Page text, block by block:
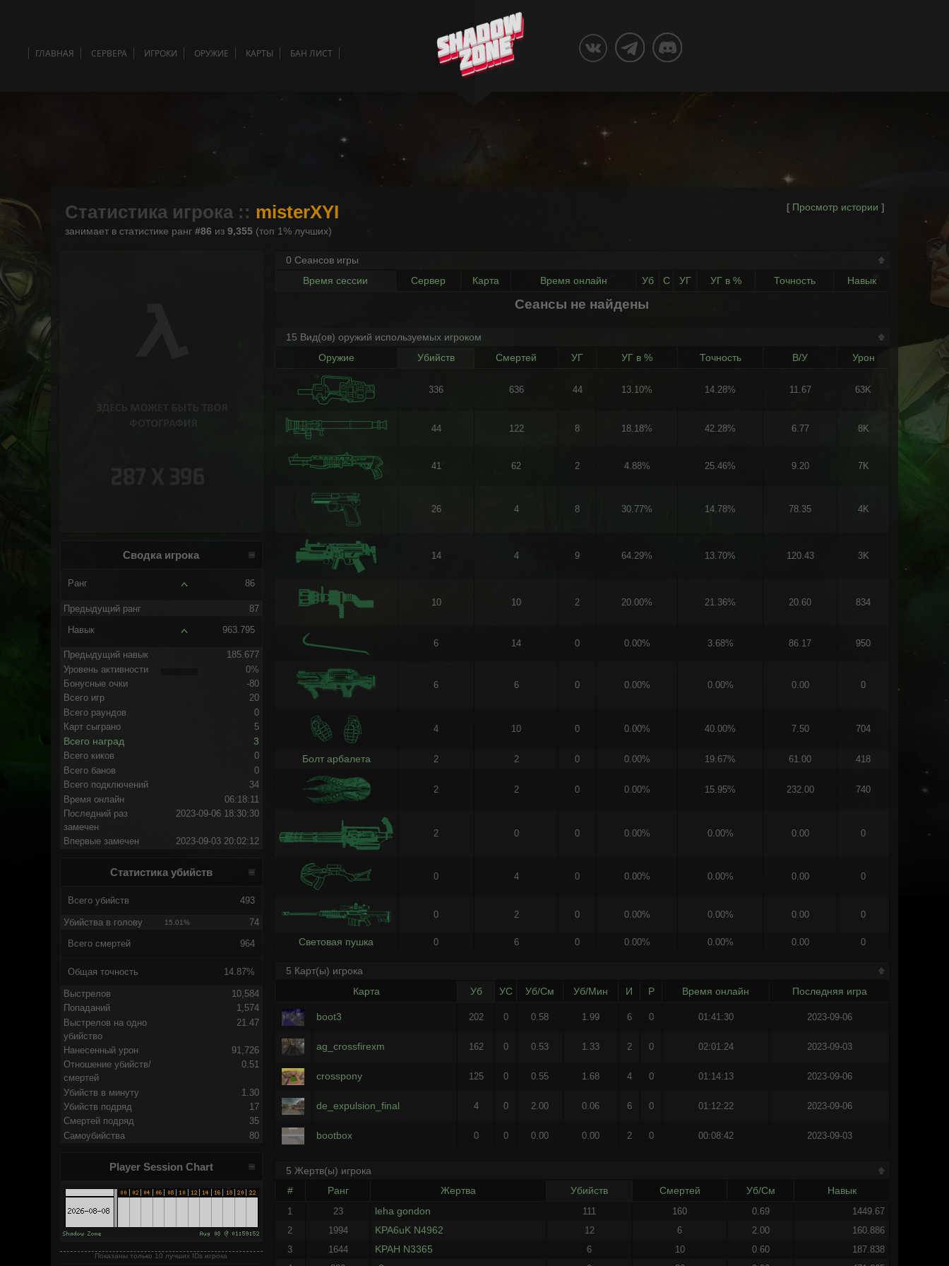
ГЛАВНАЯ СЕРВЕРА ИГРОКИ ОРУЖИЕ КАРТЫ БАН ЛИСТ
[ Просмотр истории ]
Статистика игрока :: misterXYI
занимает в статистике ранг #86 из 9,355(топ 1% лучших)
Сводка игрока
Ранг 86
Предыдущий ранг 87
Навык 963.795
Предыдущий навык
185.677
Уровень активности
0%
Бонусные очки
-80
Всего игр
20
Всего раундов
0
Карт сыграно
5
Всего наград 3
Всего киков
0
Всего банов
0
Всего подключений
34
Время онлайн
06:18:11
Последний раз
замечен
2023-09-06 18:30:30
Впервые замечен 2023-09-03 20:02:12
Статистика убийств
Всего убийств 493
Убийства в голову 15.01% 74
Всего смертей 964
Общая точность 14.87%
Выстрелов
10,584
Попаданий
1,574
Выстрелов на одно
убийство
21.47
Нанесенный урон
91,726
Отношение убийств/
смертей
0.51
Убийств в минуту
1.30
Убийств подряд
17
Смертей подряд
35
Самоубийства
80
Player Session Chart
Показаны только 10 лучших IDs игрока
0 Сеансов игры
Время сессии
Сервер Карта Время онлайн Уб С УГ УГ в % Точность Навык
Сеансы не найдены
15 Вид(ов) оружий используемых игроком
Оружие
Убийств Смертей УГ УГ в % Точность В/У Урон
336 636 44 13.10% 14.28% 11.67 63K
44 122 8 18.18% 42.28% 6.77 8K
41 62 2 4.88% 25.46% 9.20 7K
26 4 8 30.77% 14.78% 78.35 4K
14 4 9 64.29% 13.70% 120.43 3K
10 10 2 20.00% 21.36% 20.60 834
6 14 0 0.00% 3.68% 86.17 950
6 6 0 0.00% 0.00% 0.00 0
4 10 0 0.00% 40.00% 7.50 704
Болт арбалета 2 2 0 0.00% 19.67% 61.00 418
2 2 0 0.00% 15.95% 232.00 740
2 0 0 0.00% 0.00% 0.00 0
0 4 0 0.00% 0.00% 0.00 0
0 2 0 0.00% 0.00% 0.00 0
Световая пушка 0 6 0 0.00% 0.00% 0.00 0
5 Карт(ы) игрока
Карта
Уб УС Уб/См Уб/Мин И Р Время онлайн Последняя игра
boot3 202 0 0.58 1.99 6 0 01:41:30 2023-09-06
ag_crossfirexm 162 0 0.53 1.33 2 0 02:01:24 2023-09-03
crosspony 125 0 0.55 1.68 4 0 01:14:13 2023-09-06
de_expulsion_final 4 0 2.00 0.06 6 0 01:12:22 2023-09-06
bootbox 0 0 0.00 0.00 2 0 00:08:42 2023-09-03
5 Жертв(ы) игрока
#
Ранг Жертва Убийств Смертей Уб/См Навык
1 23 leha gondon 111 160 0.69
1449.67
2
1994 KPA6uK N4962 12 6 2.00
160.886
3
1644 KPAH N3365 6 10 0.60
187.838